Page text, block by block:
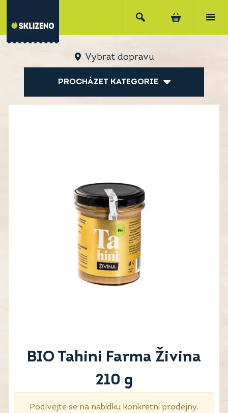
Vybrat dopravu
PROCHÁZET KATEGORIE
BIO Tahini Farma Živina
210 g
Podívejte se na nabídku konkrétní prodejny,